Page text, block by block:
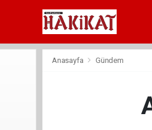
Anasayfa Gündem